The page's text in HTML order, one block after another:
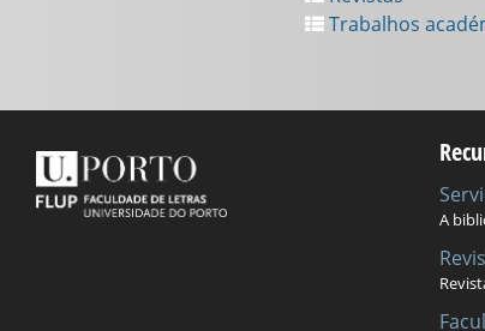
Trabalhos
A